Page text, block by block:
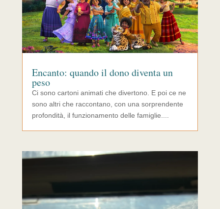
Encanto: quando il dono diventa un
peso
Ci sono cartoni animati che divertono. E poi ce ne
sono altri che raccontano, con una sorprendente
profondità, il funzionamento delle famiglie....